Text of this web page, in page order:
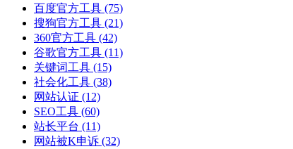
百度官方工具 (75)
搜狗官方工具 (21)
360官方工具 (42)
谷歌官方工具 (11)
关键词工具 (15)
社会化工具 (38)
网站认证 (12)
SEO工具 (60)
站长平台 (11)
网站被K申诉 (32)